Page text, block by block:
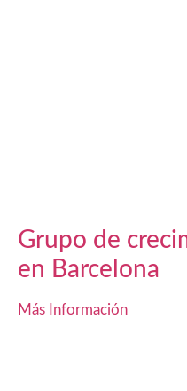
Grupo de
en Barcelona
Más Información